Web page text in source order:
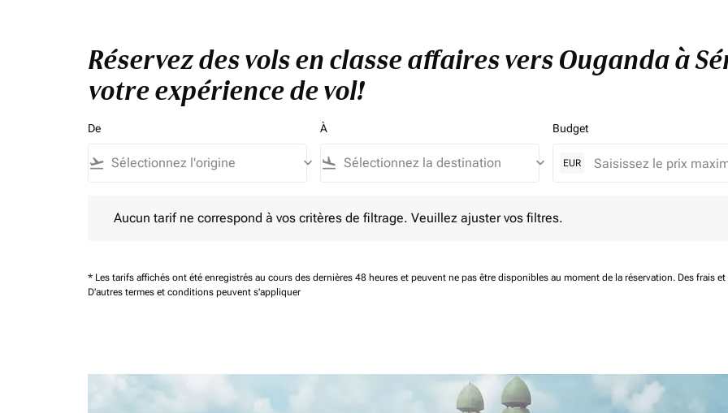
Réservez des vols en classe affaires vers Ouganda à
votre expérience de vol!
De
flight_takeoff keyboard_arrow_down
À
flight_land keyboard_arrow_down
Budget
EUR
Aucun tarif ne correspond à vos critères de filtrage. Veuillez ajuster vos filtres.
* Les tarifs affichés ont été enregistrés au cours des dernières 48 heures et peuvent ne pas être disponibles au moment de la réservation. Des frais
D'autres termes et conditions peuvent s'appliquer